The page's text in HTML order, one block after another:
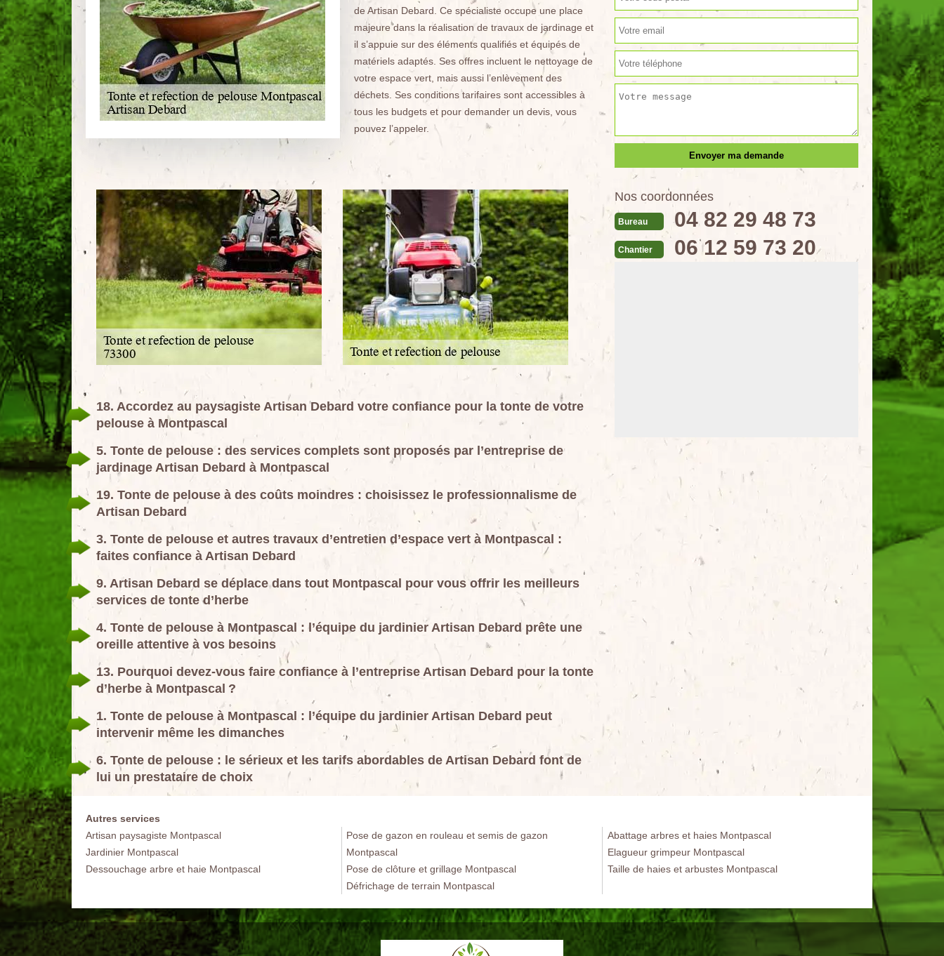
de Artisan Debard. Ce spécialiste occupe une place
majeure dans la réalisation de travaux de jardinage et
il s’appuie sur des éléments qualifiés et équipés de
matériels adaptés. Ses offres incluent le nettoyage de
votre espace vert, mais aussi l’enlèvement des
déchets. Ses conditions tarifaires sont accessibles à
tous les budgets et pour demander un devis, vous
pouvez l’appeler.
18. Accordez au paysagiste Artisan Debard votre confiance pour la tonte de votre
pelouse à Montpascal
5. Tonte de pelouse : des services complets sont proposés par l’entreprise de
jardinage Artisan Debard à Montpascal
19. Tonte de pelouse à des coûts moindres : choisissez le professionnalisme de
Artisan Debard
3. Tonte de pelouse et autres travaux d’entretien d’espace vert à Montpascal :
faites confiance à Artisan Debard
9. Artisan Debard se déplace dans tout Montpascal pour vous offrir les meilleurs
services de tonte d’herbe
4. Tonte de pelouse à Montpascal : l’équipe du jardinier Artisan Debard prête une
oreille attentive à vos besoins
13. Pourquoi devez-vous faire confiance à l’entreprise Artisan Debard pour la tonte
d’herbe à Montpascal ?
1. Tonte de pelouse à Montpascal : l’équipe du jardinier Artisan Debard peut
intervenir même les dimanches
6. Tonte de pelouse : le sérieux et les tarifs abordables de Artisan Debard font de
lui un prestataire de choix
Nos coordonnées
Bureau 04 82 29 48 73
Chantier 06 12 59 73 20
Autres services
Artisan paysagiste Montpascal
Jardinier Montpascal
Dessouchage arbre et haie Montpascal
Pose de gazon en rouleau et semis de gazon
Montpascal
Pose de clôture et grillage Montpascal
Défrichage de terrain Montpascal
Abattage arbres et haies Montpascal
Elagueur grimpeur Montpascal
Taille de haies et arbustes Montpascal